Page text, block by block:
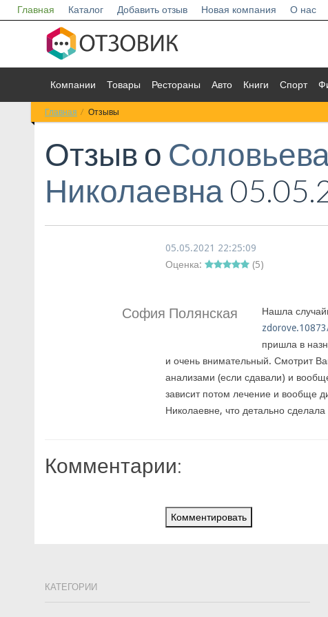
Главная Каталог Добавить отзыв Новая компания О нас
Компании Товары Рестораны Авто Книги Спорт
Главная Отзывы
Отзыв о
Николаевна
05.05.2021 22:25:09
Оценка:
(5)
София Полянская Нашла
пришла в
и очень внимательный. Смотрит
анализами (если сдавали) и
зависит потом лечение и вообще
Николаевне, что детально
Комментарии:
Комментировать
КАТЕГОРИИ